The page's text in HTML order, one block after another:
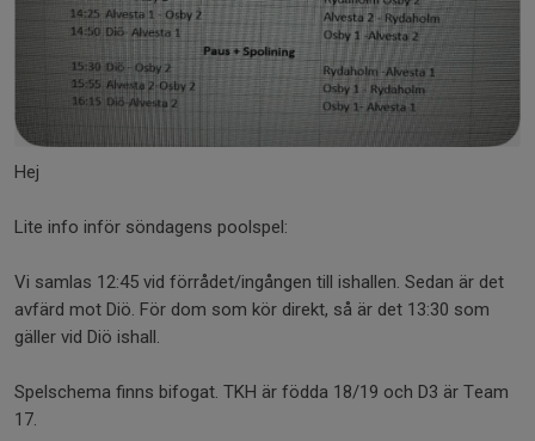
Hej
Lite info inför söndagens poolspel:
Vi samlas 12:45 vid förrådet/ingången till ishallen. Sedan är det
avfärd mot Diö. För dom som kör direkt, så är det 13:30 som
gäller vid Diö ishall.
Spelschema finns bifogat. TKH är födda 18/19 och D3 är Team
17.